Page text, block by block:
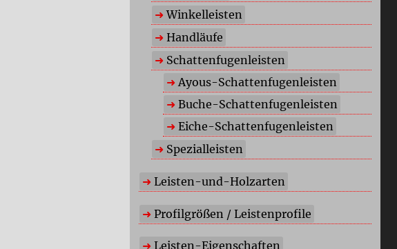
Winkelleisten
Handläufe
Schattenfugenleisten
Ayous-Schattenfugenleisten
Buche-Schattenfugenleisten
Eiche-Schattenfugenleisten
Spezialleisten
Leisten-und-Holzarten
Profilgrößen / Leistenprofile
Leisten-Eigenschaften